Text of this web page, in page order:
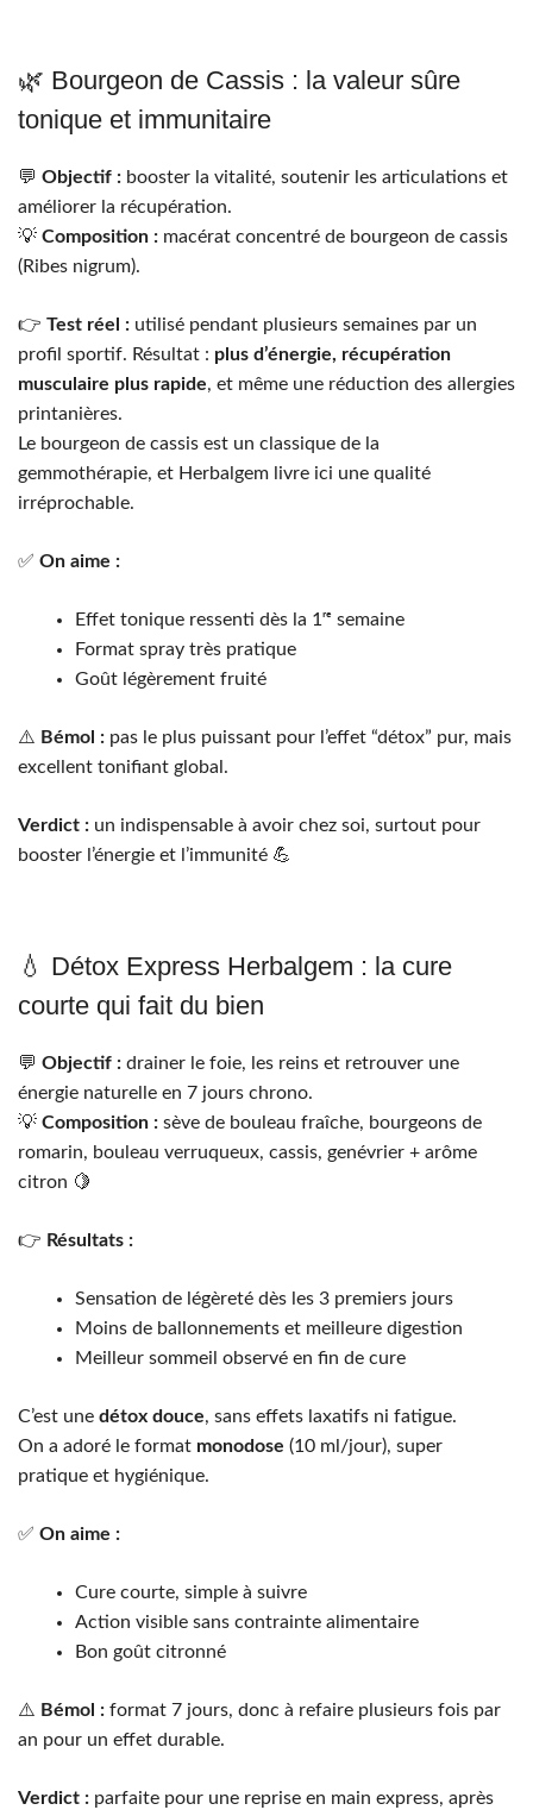
🌿 Bourgeon de Cassis : la valeur sûre
tonique et immunitaire
💬 Objectif : booster la vitalité, soutenir les articulations et
améliorer la récupération.
💡 Composition : macérat concentré de bourgeon de cassis
(Ribes nigrum).
👉 Test réel : utilisé pendant plusieurs semaines par un
profil sportif. Résultat : plus d’énergie, récupération
musculaire plus rapide, et même une réduction des allergies
printanières.
Le bourgeon de cassis est un classique de la
gemmothérapie, et Herbalgem livre ici une qualité
irréprochable.
✅ On aime :
Effet tonique ressenti dès la 1ʳᵉ semaine
Format spray très pratique
Goût légèrement fruité
⚠️ Bémol : pas le plus puissant pour l’effet “détox” pur, mais
excellent tonifiant global.
Verdict : un indispensable à avoir chez soi, surtout pour
booster l’énergie et l’immunité 💪
💧 Détox Express Herbalgem : la cure
courte qui fait du bien
💬 Objectif : drainer le foie, les reins et retrouver une
énergie naturelle en 7 jours chrono.
💡 Composition : sève de bouleau fraîche, bourgeons de
romarin, bouleau verruqueux, cassis, genévrier + arôme
citron 🍋
👉 Résultats :
Sensation de légèreté dès les 3 premiers jours
Moins de ballonnements et meilleure digestion
Meilleur sommeil observé en fin de cure
C’est une détox douce, sans effets laxatifs ni fatigue.
On a adoré le format monodose (10 ml/jour), super
pratique et hygiénique.
✅ On aime :
Cure courte, simple à suivre
Action visible sans contrainte alimentaire
Bon goût citronné
⚠️ Bémol : format 7 jours, donc à refaire plusieurs fois par
an pour un effet durable.
Verdict : parfaite pour une reprise en main express, après